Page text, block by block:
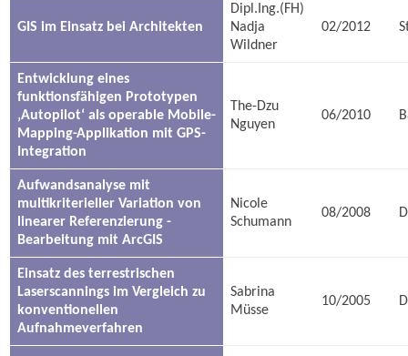
GIS im Einsatz bei Architekten
Dipl.Ing.(FH)
Nadja
Wildner
02/2012
Entwicklung eines
funktionsfähigen Prototypen
‚Autopilot‘ als operable Mobile-
Mapping-Applikation mit GPS-
Integration
The-Dzu
Nguyen
06/2010
Aufwandsanalyse mit
multikriterieller Variation von
linearer Referenzierung -
Bearbeitung mit ArcGIS
Nicole
Schumann
08/2008
Einsatz des terrestrischen
Laserscannings im Vergleich zu
konventionellen
Aufnahmeverfahren
Sabrina
Müsse
10/2005